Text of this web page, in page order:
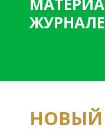
ЖУРНАЛЕ
НОВЫЙ